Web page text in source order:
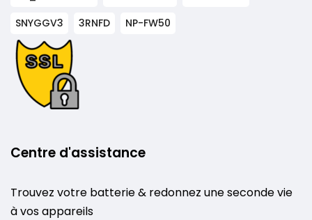
SNYGGV3
3RNFD NP-FW50
Centre d'assistance
Trouvez votre batterie & redonnez une seconde vie
à vos appareils